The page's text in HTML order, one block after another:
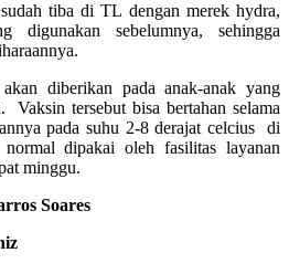
tiba di TL dengan merek hydra,
digunakan sebelumnya, sehingga
diberikan pada anak-anak yang
Vaksin tersebut bisa bertahan selama
pada suhu 2-8 derajat celcius di
dipakai oleh fasilitas layanan
minggu.
Soares